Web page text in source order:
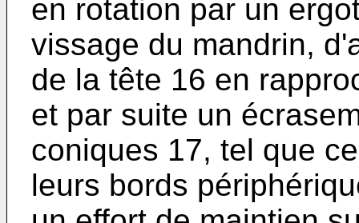
en rotation par un
vissage du mandrin,
de la tête 16 en
et par suite un
coniques 17, tel que
leurs bords